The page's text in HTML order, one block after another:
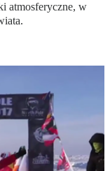
atmosferyczne, w